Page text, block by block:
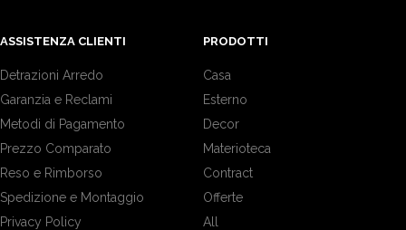
ASSISTENZA CLIENTI
Detrazioni Arredo
Garanzia e Reclami
Metodi di Pagamento
Prezzo Comparato
Reso e Rimborso
Spedizione e Montaggio
Privacy Policy
PRODOTTI
Casa
Esterno
Decor
Materioteca
Contract
Offerte
All